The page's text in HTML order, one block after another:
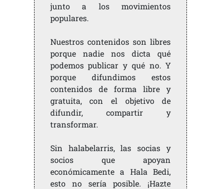
junto a los movimientos
populares.
Nuestros contenidos son libres
porque nadie nos dicta qué
podemos publicar y qué no. Y
porque difundimos estos
contenidos de forma libre y
gratuita, con el objetivo de
difundir, compartir y
transformar.
Sin halabelarris, las socias y
socios que apoyan
económicamente a Hala Bedi,
esto no sería posible. ¡Hazte